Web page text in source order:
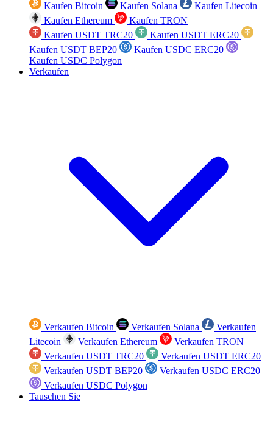
Kaufen Bitcoin Kaufen Solana
Kaufen Litecoin
Kaufen Ethereum
Kaufen TRON
Kaufen USDT TRC20
Kaufen USDT ERC20
Kaufen USDT BEP20
Kaufen USDC ERC20
Kaufen USDC Polygon
Verkaufen
Verkaufen Bitcoin Verkaufen Solana
Verkaufen
Litecoin
Verkaufen Ethereum
Verkaufen TRON
Verkaufen USDT TRC20
Verkaufen USDT ERC20
Verkaufen USDT BEP20
Verkaufen USDC ERC20
Verkaufen USDC Polygon
Tauschen Sie